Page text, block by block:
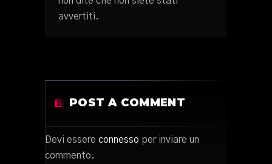
avvertiti.
POST A COMMENT
Devi essere connesso per inviare un
commento.